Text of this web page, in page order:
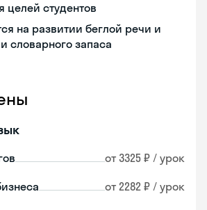
целей студентов
на развитии беглой речи и
словарного запаса
от 3325 ₽ / урок
от 2282 ₽ / урок